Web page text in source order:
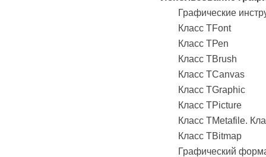
Графические
Класс TFont
Класс ТРеn
Класс TBrush
Класс TCanvas
Класс TGraphic
Класс TPicture
Класс TMetafile.
Класс TBitmap
Графический